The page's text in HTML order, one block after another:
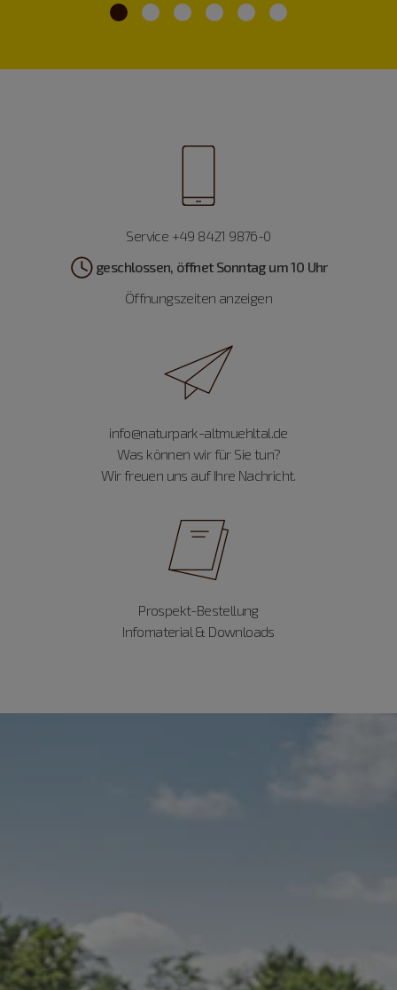
Service +49 8421 9876-0
geschlossen, öffnet Sonntag um 10 Uhr
Öffnungszeiten anzeigen
info@naturpark-altmuehltal.de
Was können wir für Sie tun?
Wir freuen uns auf Ihre Nachricht.
Prospekt-Bestellung
Infomaterial & Downloads